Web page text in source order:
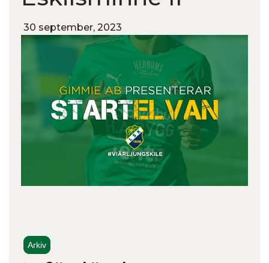
30 september, 2023
Arkiv